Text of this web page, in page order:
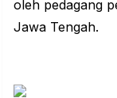
oleh pedagang
Jawa Tengah.